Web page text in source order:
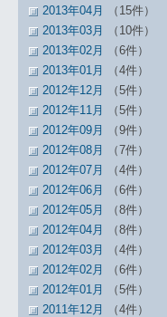
2013年04月
（15件）
2013年03月
（10件）
2013年02月
（6件）
2013年01月
（4件）
2012年12月
（5件）
2012年11月
（5件）
2012年09月
（9件）
2012年08月
（7件）
2012年07月
（4件）
2012年06月
（6件）
2012年05月
（8件）
2012年04月
（8件）
2012年03月
（4件）
2012年02月
（6件）
2012年01月
（5件）
2011年12月
（4件）